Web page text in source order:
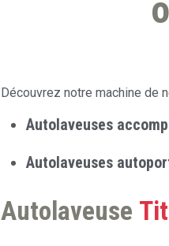
Découvrez notre machine de
Autolaveuses
Autolaveuses
Autolaveuse